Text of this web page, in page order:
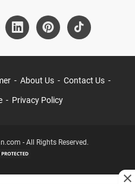
About Us Contact Us
Privacy Policy
- All Rights Reserved.